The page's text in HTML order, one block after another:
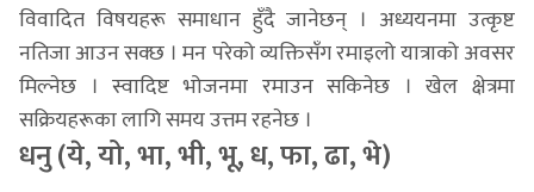
विवादित विषयहरू समाधान हुँदै जानेछन् । अध्ययनमा उत्कृष्ट
नतिजा आउन सक्छ । मन परेको व्यक्तिसँग रमाइलो यात्राको अवसर
मिल्नेछ । स्वादिष्ट भोजनमा रमाउन सकिनेछ । खेल क्षेत्रमा
सक्रियहरूका लागि समय उत्तम रहनेछ ।
धनु (ये, यो, भा, भी, भू, ध, फा, ढा, भे)